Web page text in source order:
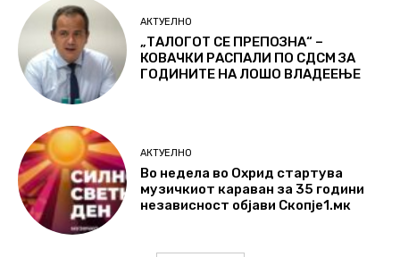
АКТУЕЛНО
„ТАЛОГОТ СЕ ПРЕПОЗНА“ –
КОВАЧКИ РАСПАЛИ ПО СДСМ ЗА
ГОДИНИТЕ НА ЛОШО ВЛАДЕЕЊЕ
АКТУЕЛНО
Во недела во Охрид стартува
музичкиот караван за 35 години
независност објави Скопје1.мк